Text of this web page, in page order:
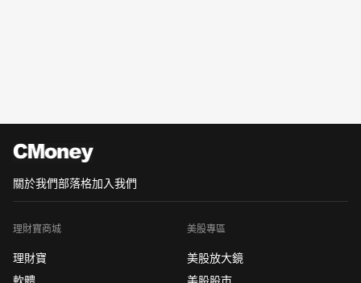
關於我們部落格加入我們
理財寶商城
理財寶
軟體
美股專區
美股放大鏡
美股股市